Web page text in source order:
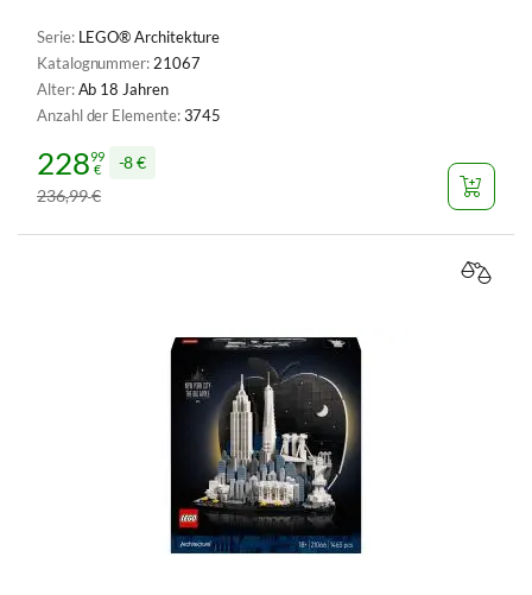
Serie: LEGO® Architekture
Katalognummer:21067
Alter:Ab 18 Jahren
Anzahl der Elemente:3745
22899
€
8 €
236,99€